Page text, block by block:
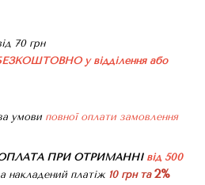
70 грн
- БЕЗКОШТОВНО у відділення або
умови повної оплати замовлення
ПРИ ОТРИМАННІ від 500
накладений платіж 10 грн та 2%